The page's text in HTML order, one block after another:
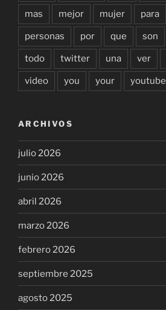
mas mejor mujer para
personas por que son
todo twitter una ver
video you your youtube
ARCHIVOS
julio 2026
junio 2026
abril 2026
marzo 2026
febrero 2026
septiembre 2025
agosto 2025